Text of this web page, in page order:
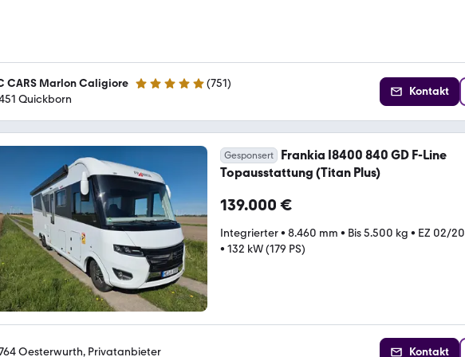
CARS Marlon Caligiore 4.9 Sterne (751)
Quickborn
Kontakt
Gesponsert
Frankia I8400 840 GD F-Line
Topausstattung (Titan Plus)
139.000 €
Integrierter• 8.460 mm • Bis 5.500 kg • EZ 02/
• 132 kW (179 PS)
Oesterwurth, Privatanbieter Kontakt